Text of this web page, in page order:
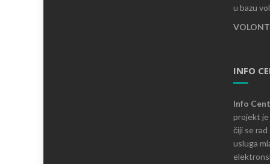
u bazu
INFO
Info
projekt
čiji se
usluga